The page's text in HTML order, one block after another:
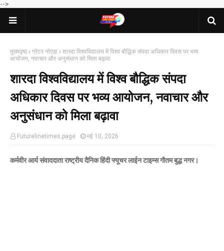
-->
मुख्यपृष्ठ ग्रेटर नोएडा
शारदा विश्वविद्यालय में विश्व बौद्धिक संपदा अधिकार दिवस पर भव्य
आयोजन, नवाचार और अनुसंधान को मिला बढ़ावा
शारदा विश्वविद्यालय में विश्व बौद्धिक संपदा
अधिकार दिवस पर भव्य आयोजन, नवाचार और
अनुसंधान को मिला बढ़ावा
Futurelinetimes.page मई 10, 2026
कर्मवीर आर्य संवाददाता राष्ट्रीय दैनिक हिंदी फ्यूचर लाईन टाइम्स गौतम बुद्ध नगर।